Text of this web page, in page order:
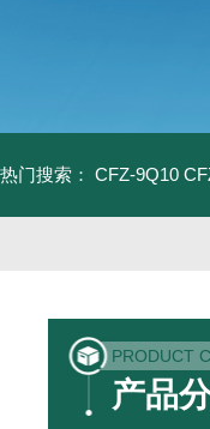
热门搜索： CFZ-9Q10
PRODUCT
产品